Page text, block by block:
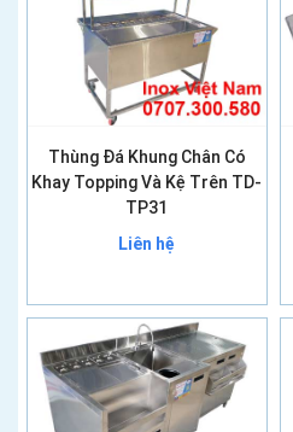
Thùng Đá Khung Chân Có
Khay Topping Và Kệ Trên TD-
TP31
Liên hệ